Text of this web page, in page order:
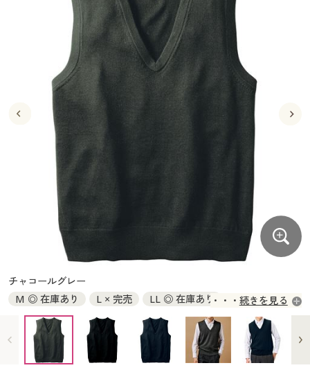
ジュニア・ティーンズ下着
キッチン・雑貨・日用品
寝具・インテリア・家具通販すべて
家具・収納
寝具・ベッド
カーテン・ラグ・ファブリック
美容・健康通販すべて
制服・スクール
制服・学生服
大きいサイズ
大きいサイズ通販すべて
大きいサイズ レディース服
大きいサイズ レディース下着
大きいサイズ メンズ
大きいサイズ 事務・制服
バーゲン
バーゲンセール
シークレットセール
詳細検索
商品カテゴリ一覧
カタログ・チラシからのご注文
デジタルカタログ
カタログ無料プレゼント
キッチン・雑貨・日用品
寝具・ベッド
カーテン・ラグ・ファブリック
美容・健康通販すべて
美容・健康・サプリメント
制服・スクール
制服・スクールすべて
制服・学生服
ジュニア・ティーンズ下着
大きいサイズ
大きいサイズ通販すべて
大きいサイズ レディース服
大きいサイズ レディース下着
大きいサイズ メンズ
大きいサイズ 事務・制服
バーゲン
バーゲンセール
シークレットセール
詳細検索
商品カテゴリ一覧
カタログ
カタログ・チラシからのご注文
カタログ無料プレゼント
会員メニュー
チャコールグレー
M ◎ 在庫あり
L × 完売
LL ◎ 在庫あり
3L ◎ 在庫あり
5L ◎ 在庫あり
続きを見る